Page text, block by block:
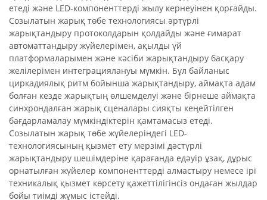
етеді және LED-компоненттерді жылу кернеуінен қорғайды.
Созылатын жарық төбе технологиясы әртүрлі
жарықтандыру протоколдарын қолдайды және ғимарат
автоматтандыру жүйелерімен, ақылды үй
платформаларымен және кәсіби жарықтандыру басқару
желілерімен интеграциялануы мүмкін. Бұл байланыс
циркадиялық ритм бойынша жарықтандыру, аймақта адам
болған кезде жарықтың өлшемделуі және бірнеше аймақта
синхрондалған жарық сценалары сияқты кеңейтілген
бағдарламалау мүмкіндіктерін қамтамасыз етеді.
Созылатын жарық төбе жүйелеріндегі LED-
технологиясының қызмет ету мерзімі дәстүрлі
жарықтандыру шешімдеріне қарағанда едәуір ұзақ, дұрыс
орнатылған жүйелер компоненттерді алмастыру немесе ірі
техникалық қызмет көрсету қажеттілігінсіз ондаған жылдар
бойы тиімді жұмыс істейді.